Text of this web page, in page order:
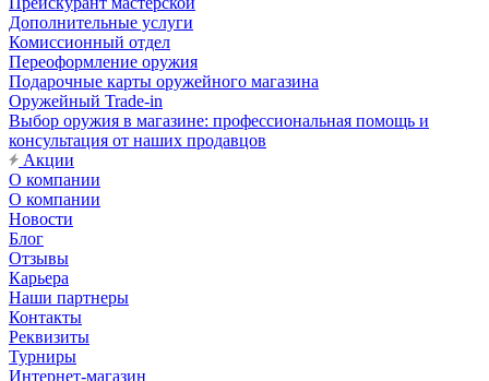
Дополнительные услуги
Комиссионный отдел
Переоформление оружия
Подарочные карты оружейного магазина
Оружейный Trade-in
Выбор оружия в магазине: профессиональная помощь и
консультация от наших продавцов
Акции
О компании
О компании
Новости
Блог
Отзывы
Карьера
Наши партнеры
Контакты
Реквизиты
Турниры
Интернет-магазин